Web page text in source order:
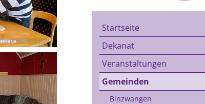
Startseite
Dekanat
Veranstaltungen
Gemeinden
Binzwangen